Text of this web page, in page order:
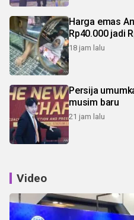
Harga emas
Rp40.000 jadi
18 jam lalu
Persija
musim baru
21 jam lalu
Video